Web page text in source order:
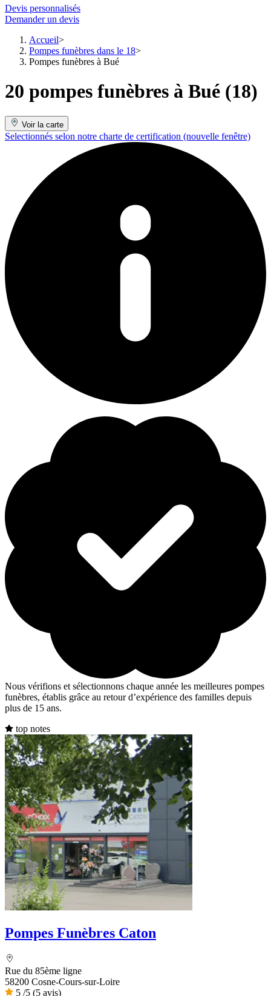
Devis personnalisés
Demander un devis
Accueil
Pompes funèbres dans le 18
Pompes funèbres à Bué
20 pompes funèbres à Bué (18)
Voir la carte
Selectionnés selon notre charte de certification (nouvelle fenêtre)
Nous vérifions et sélectionnons chaque année les meilleures pompes
funèbres, établis grâce au retour d’expérience des familles depuis
plus de 15 ans.
top notes
Pompes Funèbres Caton
Rue du 85ème ligne
58200 Cosne-Cours-sur-Loire
5 /5 (5 avis)